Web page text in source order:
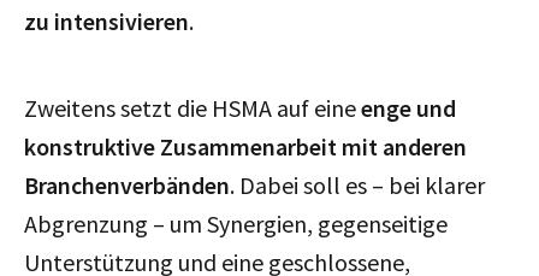
zu intensivieren.
Zweitens setzt die HSMA auf eineenge und
konstruktive Zusammenarbeit mit anderen
Branchenverbänden. Dabei soll es – bei klarer
Abgrenzung – um Synergien, gegenseitige
Unterstützung und eine geschlossene,